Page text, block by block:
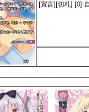
[宣言][切札] [0]: